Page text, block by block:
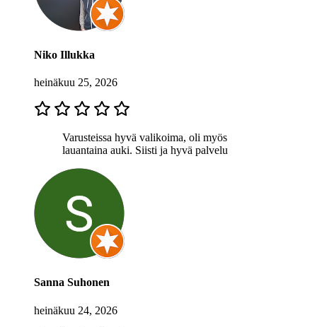
Niko Illukka
heinäkuu 25, 2026
Varusteissa hyvä valikoima, oli myös
lauantaina auki. Siisti ja hyvä palvelu
Sanna Suhonen
heinäkuu 24, 2026